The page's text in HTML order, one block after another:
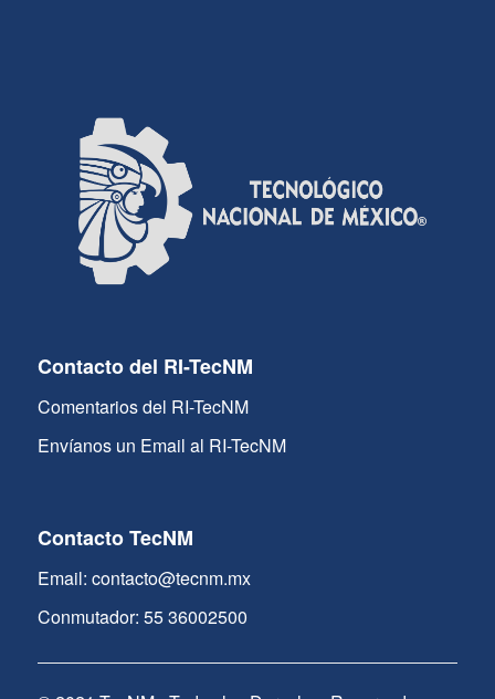
Contacto del RI-TecNM
Comentarios del RI-TecNM
Envíanos un Email al RI-TecNM
Contacto TecNM
Email: contacto@tecnm.mx
Conmutador: 55 36002500